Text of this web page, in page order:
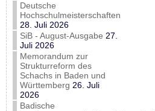
Deutsche
Hochschulmeisterschaften
28. Juli 2026
SiB - August-Ausgabe 27.
Juli 2026
Memorandum zur
Strukturreform des
Schachs in Baden und
Württemberg 26. Juli
2026
Badische